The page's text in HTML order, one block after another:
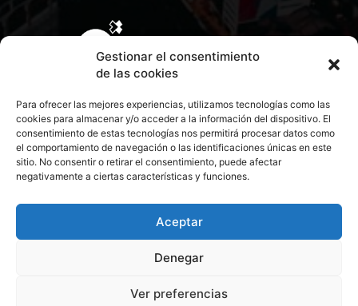
Gestionar el consentimiento
de las cookies
Para ofrecer las mejores experiencias, utilizamos tecnologías como las
cookies para almacenar y/o acceder a la información del dispositivo. El
consentimiento de estas tecnologías nos permitirá procesar datos como
el comportamiento de navegación o las identificaciones únicas en este
sitio. No consentir o retirar el consentimiento, puede afectar
negativamente a ciertas características y funciones.
Aceptar
Denegar
Ver preferencias
CONTACTA CON NOSOTROS